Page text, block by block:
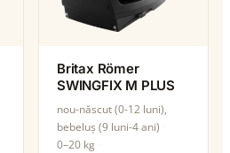
Britax Römer
SWINGFIX M PLUS
nou-născut (0-12 luni),
bebeluș (9 luni-4 ani)
0–20 kg